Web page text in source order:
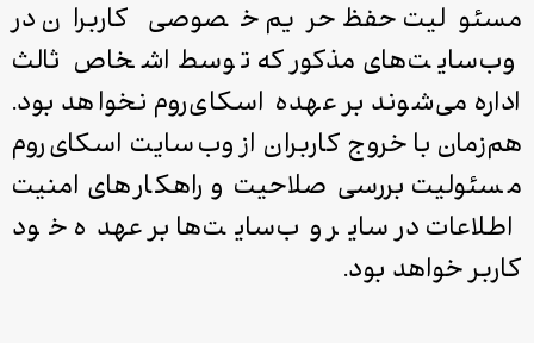
مسئولیت حفظ حریم خصوصی کاربران در
وب‌سایت‌های مذکور که توسط اشخاص ثالث
اداره می‌شوند بر عهده اسکای‌روم نخواهد بود.
هم‌زمان با خروج کاربران از وب‌سایت اسکای‌روم
مسئولیت بررسی صلاحیت و راهکارهای‌ امنیت
اطلاعات در سایر وب‌سایت‌ها بر عهده خود
کاربر خواهد بود.